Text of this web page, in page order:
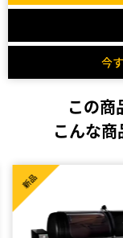
今
この商
こんな商
新品